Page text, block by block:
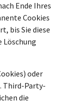
Ende Ihres
Cookies
bis Sie diese
Löschung
oder
Third-Party-
die